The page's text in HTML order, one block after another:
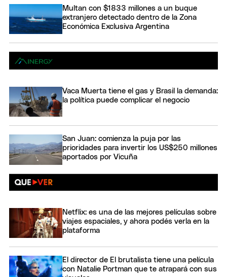
Multan con $1833 millones a un buque
extranjero detectado dentro de la Zona
Económica Exclusiva Argentina
Vaca Muerta tiene el gas y Brasil la demanda:
la política puede complicar el negocio
San Juan: comienza la puja por las
prioridades para invertir los US$250 millones
aportados por Vicuña
Netflix: es una de las mejores películas sobre
viajes espaciales, y ahora podés verla en la
plataforma
El director de El brutalista tiene una película
con Natalie Portman que te atrapará con sus